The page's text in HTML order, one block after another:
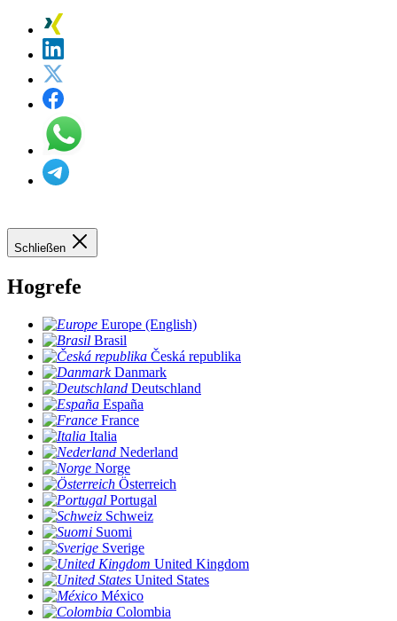
Schließen
Hogrefe
Europe (English)
Brasil
Česká republika
Danmark
Deutschland
España
France
Italia
Nederland
Norge
Österreich
Portugal
Schweiz
Suomi
Sverige
United Kingdom
United States
México
Colombia